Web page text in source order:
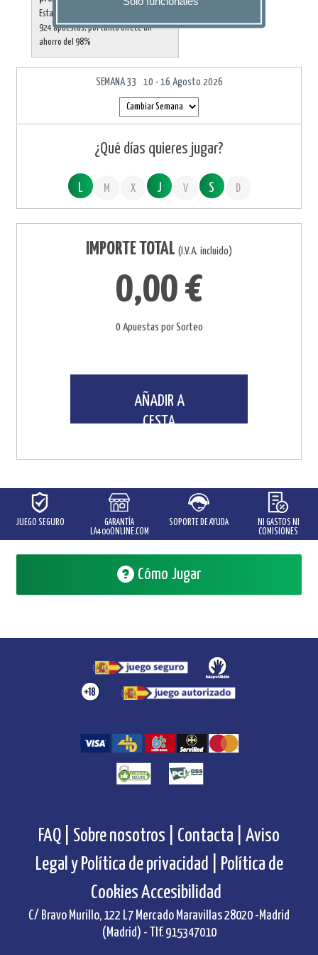
Esta combinación al directo supone
924 apuestas, por tanto ofrece un
ahorro del 98%
SEMANA 33 10 - 16 Agosto 2026
¿Qué días quieres jugar?
L M X J V S D
IMPORTE TOTAL (I.V.A. incluido)
0,00 €
0 Apuestas por Sorteo
AÑADIR A
CESTA
JUEGO SEGURO
GARANTÍA
LA400ONLINE.COM
SOPORTE DE AYUDA
NI GASTOS NI
COMISIONES
Cómo Jugar
FAQ | Sobre nosotros | Contacta |
Aviso
Legal y Política de privacidad |
Política de
CookiesAccesibilidad
C/ Bravo Murillo, 122 L7 Mercado Maravillas 28020 -Madrid
(Madrid) - Tlf. 915347010